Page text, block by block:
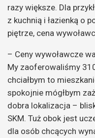
razy większe. Dla
z kuchnią i łazienką o
piętrze, cena
– Ceny wywoławcze
My zaoferowaliśmy
chciałbym to
spokojnie mógłbym
dobra lokalizacja –
SKM. Tuż obok jest
dla osób chcących